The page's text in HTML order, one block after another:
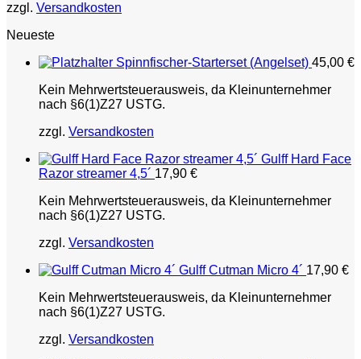
zzgl. Versandkosten
Neueste
Spinnfischer-Starterset (Angelset) 45,00 €
Kein Mehrwertsteuerausweis, da Kleinunternehmer
nach §6(1)Z27 USTG.
zzgl. Versandkosten
Gulff Hard Face
Razor streamer 4,5´ 17,90 €
Kein Mehrwertsteuerausweis, da Kleinunternehmer
nach §6(1)Z27 USTG.
zzgl. Versandkosten
Gulff Cutman Micro 4´ 17,90 €
Kein Mehrwertsteuerausweis, da Kleinunternehmer
nach §6(1)Z27 USTG.
zzgl. Versandkosten